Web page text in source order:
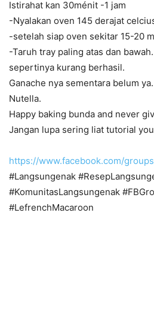
Istirahat kan 30ménit -1 jam
-Nyalakan oven 145 derajat
-setelah siap oven sekitar 15-20
-Taruh tray paling atas dan
sepertinya kurang berhasil.
Ganache nya sementara belum
Nutella.
Happy baking bunda and never
Jangan lupa sering liat tutorial
https://www.facebook.com/
#Langsungenak
#KomunitasLangsungenak
#LefrenchMacaroon